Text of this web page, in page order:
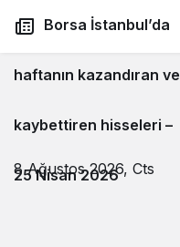
8 Ağustos 2026, Cts
Borsa İstanbul’da
haftanın kazandıran ve
kaybettiren hisseleri –
25 Nisan 2026